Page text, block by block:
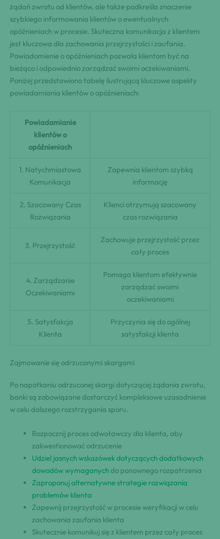
żądań zwrotu od klientów, ale także podkreśla znaczenie
szybkiego informowania klientów o ewentualnych
opóźnieniach w procesie. Skuteczna komunikacja z klientem
jest kluczowa dla zachowania przejrzystości i zaufania.
Powiadomienie o opóźnieniach pozwala klientom być na
bieżąco i odpowiednio zarządzać swoimi oczekiwaniami.
Poniżej przedstawiono tabelę ilustrującą kluczowe aspekty
powiadamiania klientów o opóźnieniach:
Powiadamianie
klientów o
opóźnieniach
1. Natychmiastowa
Komunikacja
Zapewnia klientom szybką
informację
2. Szacowany Czas
Rozwiązania
Klienci otrzymują szacowany
czas rozwiązania
3. Przejrzystość
Zachowuje przejrzystość przez
cały proces
4. Zarządzanie
Oczekiwaniami
Pomaga klientom efektywnie
zarządzać swoimi
oczekiwaniami
5. Satysfakcja
Klienta
Przyczynia się do ogólnej
satysfakcji klienta
Zajmowanie się odrzuconymi skargami
Po napotkaniu odrzuconej skargi dotyczącej żądania zwrotu,
banki są zobowiązane dostarczyć kompleksowe uzasadnienie
w celu dalszego rozstrzygania sporu.
Rozpocznij proces odwoławczy dla klienta, aby
zakwestionować odrzucenie
Udziel jasnych wskazówek dotyczących dodatkowych
dowodów wymaganych do ponownego rozpatrzenia
Zaproponuj alternatywne strategie rozwiązania
problemów klienta
Zapewnij przejrzystość w procesie weryfikacji w celu
zachowania zaufania klienta
Skutecznie komunikuj się z klientem przez cały proces